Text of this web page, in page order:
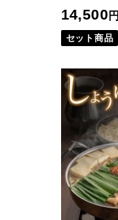
14,500 円
セット商品